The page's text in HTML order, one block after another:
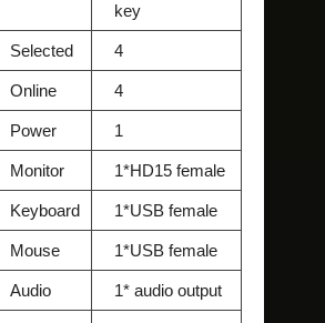
key
Selected 4
Online 4
Power 1
Monitor 1*HD15 female
Keyboard 1*USB female
Mouse 1*USB female
Audio 1* audio output